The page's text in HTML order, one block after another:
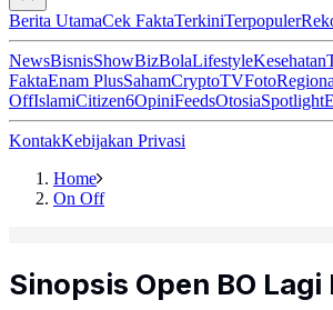
Berita UtamaCek FaktaTerkiniTerpopuler
NewsBisnisShowBizBolaLifestyleKesehatan
FaktaEnam PlusSahamCryptoTVFoto
OffIslamiCitizen6OpiniFeedsOtosiaSpotlight
KontakKebijakan Privasi
Home
On Off
Sinopsis Open BO Lagi